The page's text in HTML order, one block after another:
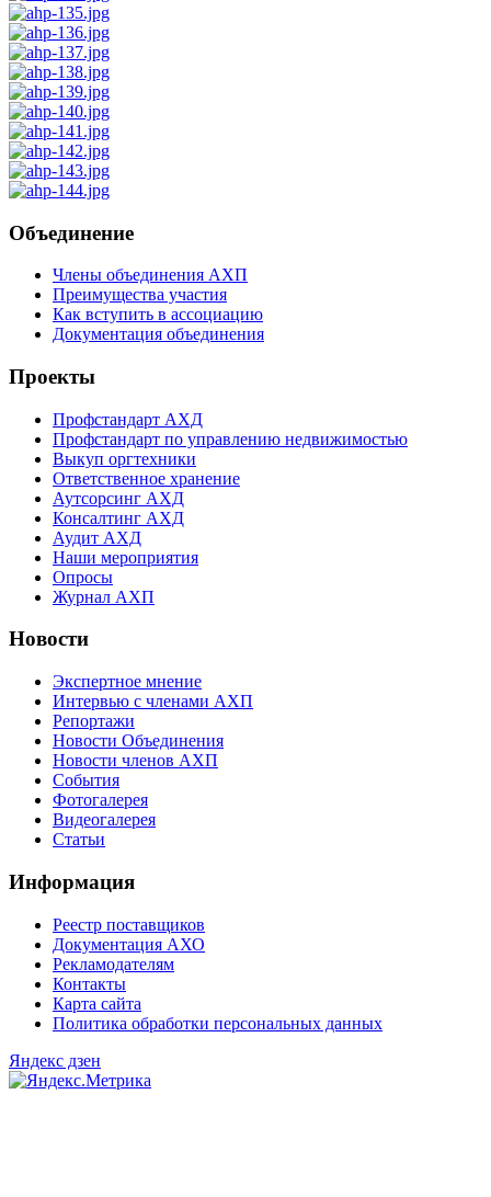
Объединение
Члены объединения АХП
Преимущества участия
Как вступить в ассоциацию
Документация объединения
Проекты
Профстандарт АХД
Профстандарт по управлению недвижимостью
Выкуп оргтехники
Ответственное хранение
Аутсорсинг АХД
Консалтинг АХД
Аудит АХД
Наши мероприятия
Опросы
Журнал АХП
Новости
Экспертное мнение
Интервью с членами АХП
Репортажи
Новости Объединения
Новости членов АХП
События
Фотогалерея
Видеогалерея
Статьи
Информация
Реестр поставщиков
Документация АХО
Рекламодателям
Контакты
Карта сайта
Политика обработки персональных данных
Яндекс дзен